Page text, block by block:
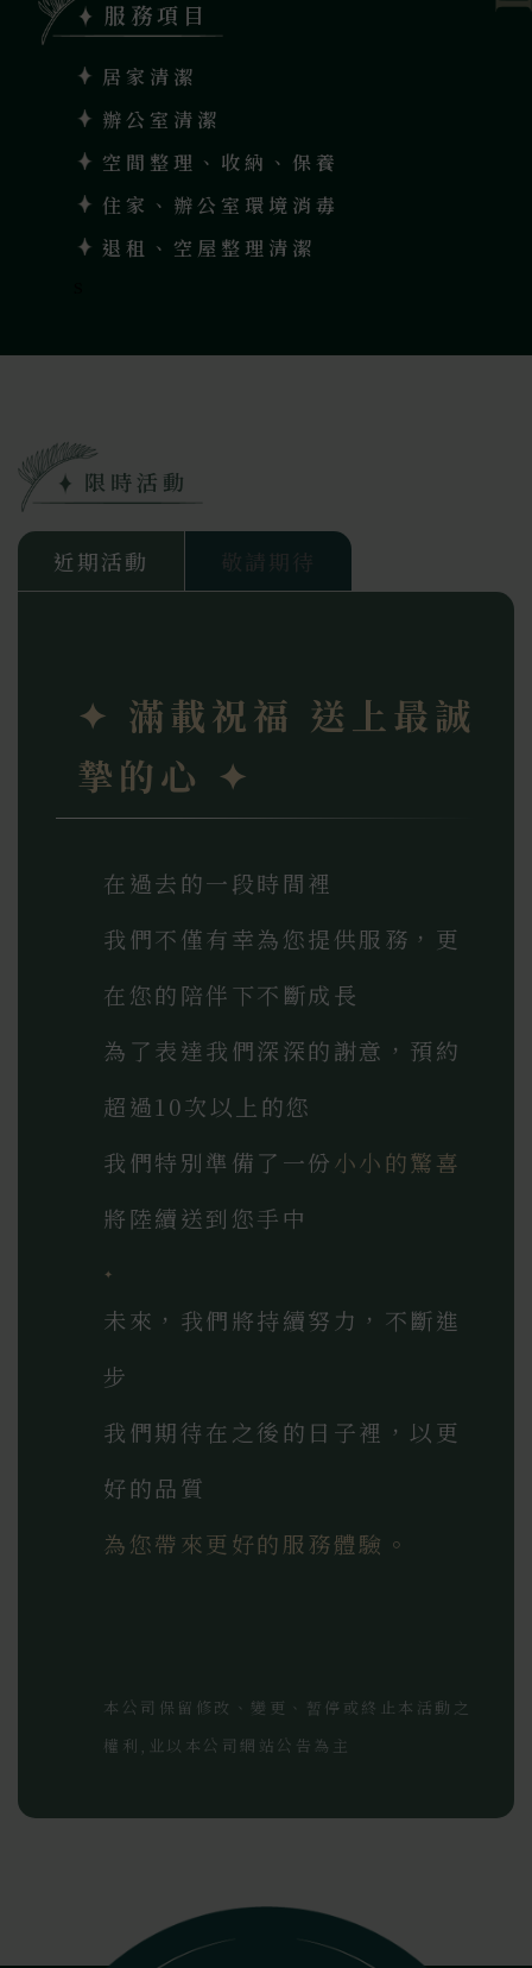
服務項目
居家清潔
辦公室清潔
空間整理、收納、保養
住家、辦公室環境消毒
退租、空屋整理清潔
限時活動
近期活動 敬請期待
✦ 滿載祝福 送上最誠
摯的心 ✦
在過去的一段時間裡
我們不僅有幸為您提供服務，更
在您的陪伴下不斷成長
為了表達我們深深的謝意，預約
超過10次以上的您
我們特別準備了一份小小的驚喜
將陸續送到您手中
✦
未來，我們將持續努力，不斷進
步
我們期待在之後的日子裡，以更
好的品質
為您帶來更好的服務體驗。
本公司保留修改、變更、暂停或終止本活動之
權利,业以本公司網站公告為主